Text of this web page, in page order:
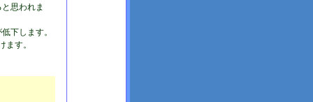
思われま
下します。
す。